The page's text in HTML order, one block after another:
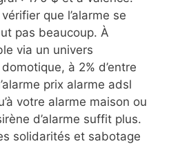
que l’alarme se
pas beaucoup. À
via un univers
à 2% d’entre
prix alarme adsl
votre alarme maison ou
d’alarme suffit plus.
solidarités et sabotage